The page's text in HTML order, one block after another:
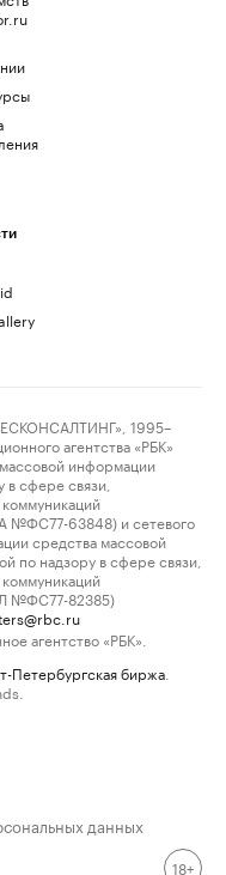
1995–
агентства «РБК»
информации
сфере связи,
№ФС77-63848) и сетевого
средства массовой
по надзору в сфере связи,
№ФС77-82385)
агентство «РБК».
Петербургская биржа
данных
18+